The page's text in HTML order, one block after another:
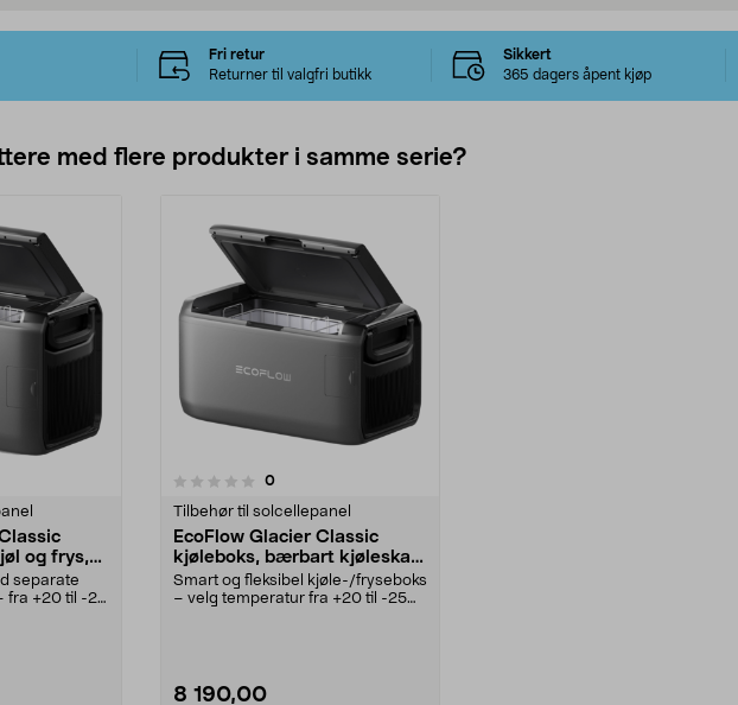
Fri retur
Returner til valgfri butikk
Sikkert
365 dagers åpent kjøp
med flere produkter i samme serie?
og frys,
separate
fra +20 til -25
0anmeldelser
Tilbehør til solcellepanel
EcoFlow Glacier Classic
kjøleboks, bærbart kjøleskap
35 liter
Smart og fleksibel kjøle-/fryseboks
– velg temperatur fra +20 til -25
8 190,00